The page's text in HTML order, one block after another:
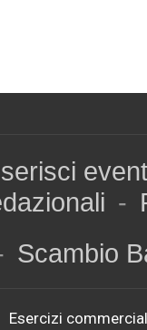
-
Scambio
Esercizi